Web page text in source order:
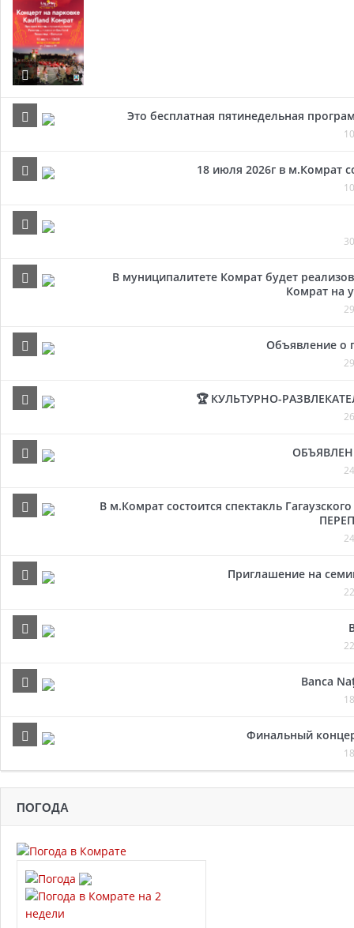
Это бесплатная пятинедельная
18 июля 2026г в м.Комрат
В муниципалитете Комрат будет
Комрат на
Объявление о
🏆 КУЛЬТУРНО-
В м.Комрат состоится спектакль
Приглашение на
Banca
Финальный
ПОГОДА